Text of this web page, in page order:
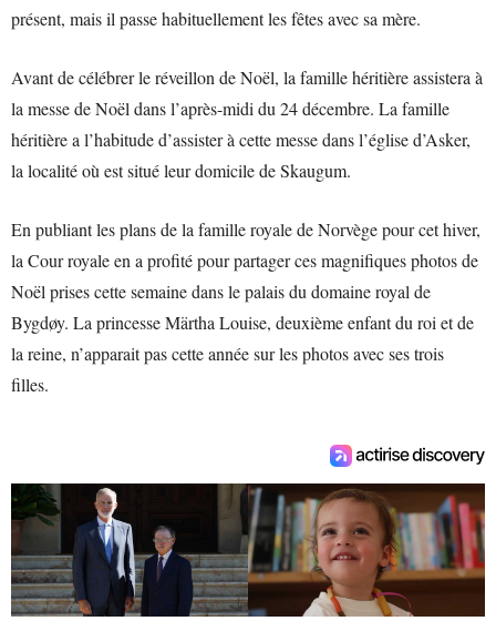
présent, mais il passe habituellement les fêtes avec sa mère.
Avant de célébrer le réveillon de Noël, la famille héritière assistera à
la messe de Noël dans l’après-midi du 24 décembre. La famille
héritière a l’habitude d’assister à cette messe dans l’église d’Asker,
la localité où est situé leur domicile de Skaugum.
En publiant les plans de la famille royale de Norvège pour cet hiver,
la Cour royale en a profité pour partager ces magnifiques photos de
Noël prises cette semaine dans le palais du domaine royal de
Bygdøy. La princesse Märtha Louise, deuxième enfant du roi et de
la reine, n’apparait pas cette année sur les photos avec ses trois
filles.